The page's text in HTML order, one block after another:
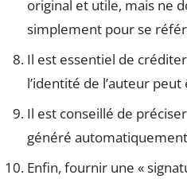
original et utile, mais ne
simplement pour se
Il est essentiel de
l’identité de l’auteur
Il est conseillé de
généré
Enfin, fournir une «